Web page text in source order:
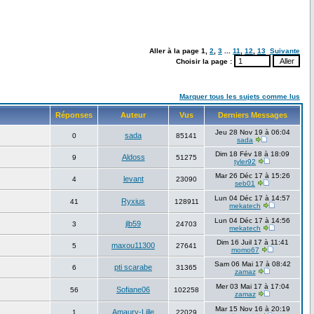
Aller à la page 1 2 3 11 12 13 Suivante
Choisir la page :
Marquer tous les sujets comme lus
Réponses Auteur Vus Derniers Messages
0 sada 85141
Jeu 28 Nov 19 à 06:04
sada
9 Aldoss 51275
Dim 18 Fév 18 à 18:09
tyler92
4 levant 23090
Mar 26 Déc 17 à 15:26
seb01
41 Ryxius 128911
Lun 04 Déc 17 à 14:57
mekatech
3 jlb59 24703
Lun 04 Déc 17 à 14:56
mekatech
5 maxou11300 27641
Dim 16 Juil 17 à 11:41
momo67
6 pti scarabe 31365
Sam 06 Mai 17 à 08:42
zamaz
56 Sofiane06 102258
Mer 03 Mai 17 à 17:04
zamaz
1 Amaury-Lille 22029
Mar 15 Nov 16 à 20:19